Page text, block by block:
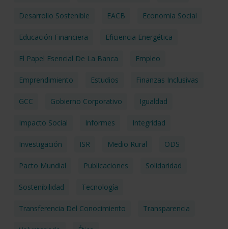
Desarrollo Sostenible EACB Economía Social
Educación Financiera Eficiencia Energética
El Papel Esencial De La Banca Empleo
Emprendimiento Estudios Finanzas Inclusivas
GCC Gobierno Corporativo Igualdad
Impacto Social Informes Integridad
Investigación ISR Medio Rural ODS
Pacto Mundial Publicaciones Solidaridad
Sostenibilidad Tecnología
Transferencia Del Conocimiento Transparencia